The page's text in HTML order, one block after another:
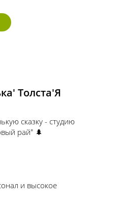
Толста'Я
сказку - студию
рай" 🌲
и высокое